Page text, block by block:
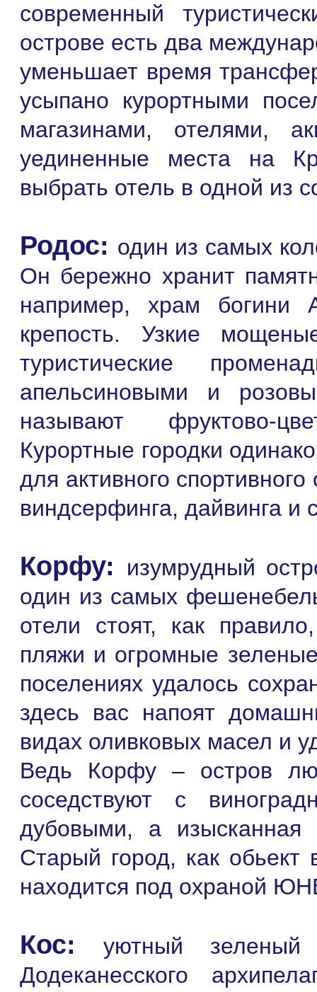
современный
острове есть два
уменьшает время
усыпано курортными
магазинами, отелями,
уединенные места на
выбрать отель в одной из
Родос: один из самых
Он бережно хранит
например, храм
крепость. Узкие
туристические
апельсиновыми и
называют фруктово-
Курортные городки
для активного
виндсерфинга, дайвинга и
Корфу:
изумрудный
один из самых
отели стоят, как
пляжи и огромные
поселениях удалось
здесь вас напоят
видах оливковых масел и
Ведь Корфу – остров
соседствуют с
дубовыми, а изысканная
Старый город, как обьект
находится под охраной
Кос:уютный
Додеканесского